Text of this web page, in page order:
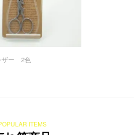
ザー 2色
ITEMS